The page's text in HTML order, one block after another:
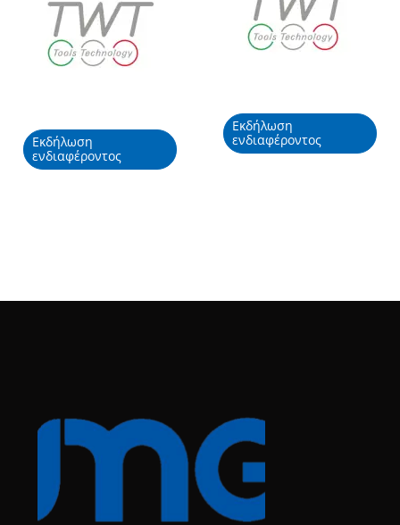
Εκδήλωση
ενδιαφέροντος
Εκδήλωση
ενδιαφέροντος